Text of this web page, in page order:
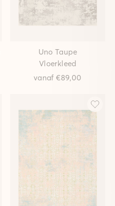
Uno Taupe
Vloerkleed
vanaf€89,00